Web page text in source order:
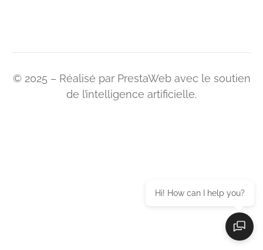
© 2025 – Réalisé par PrestaWeb avec le soutien
de l’intelligence artificielle.
Hi! How can I help you?